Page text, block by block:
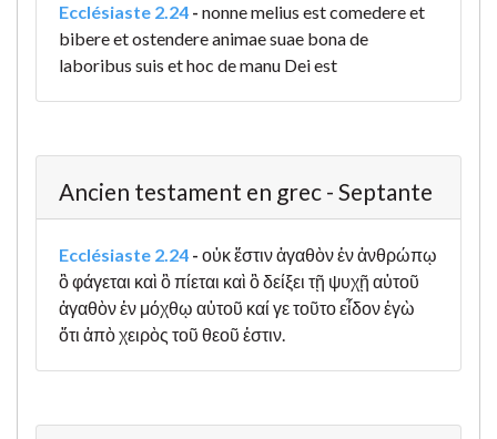
Ecclésiaste 2.24 - nonne melius est comedere et
bibere et ostendere animae suae bona de
laboribus suis et hoc de manu Dei est
Ancien testament en grec - Septante
Ecclésiaste 2.24 - οὐκ ἔστιν ἀγαθὸν ἐν ἀνθρώπῳ
ὃ φάγεται καὶ ὃ πίεται καὶ ὃ δείξει τῇ ψυχῇ αὐτοῦ
ἀγαθὸν ἐν μόχθῳ αὐτοῦ καί γε τοῦτο εἶδον ἐγὼ
ὅτι ἀπὸ χειρὸς τοῦ θεοῦ ἐστιν.